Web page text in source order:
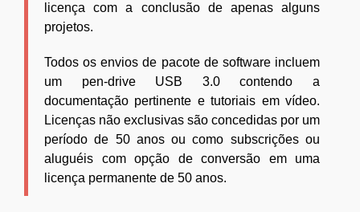
licença com a conclusão de apenas alguns
projetos.
Todos os envios de pacote de software incluem
um pen-drive USB 3.0 contendo a
documentação pertinente e tutoriais em vídeo.
Licenças não exclusivas são concedidas por um
período de 50 anos ou como subscrições ou
aluguéis com opção de conversão em uma
licença permanente de 50 anos.